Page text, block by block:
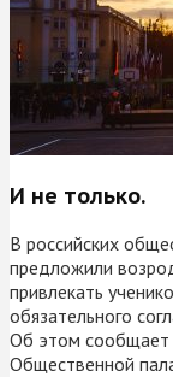
И не только.
В российских
предложили
привлекать
обязательного
Об этом сообщает
Общественной